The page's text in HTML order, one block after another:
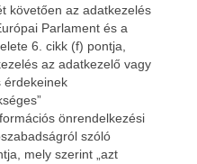
követően az adatkezelés
Parlament és a
6. cikk (f) pontja,
az adatkezelő vagy
érdekeinek
önrendelkezési
szóló
mely szerint „azt